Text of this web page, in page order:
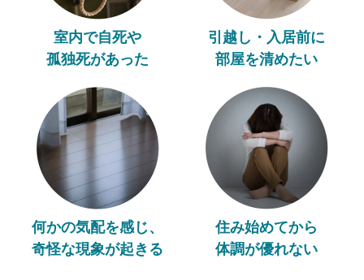
室内で自死や
孤独死があった
引越し・入居前に
部屋を清めたい
何かの気配を感じ、
奇怪な現象が起きる
住み始めてから
体調が優れない